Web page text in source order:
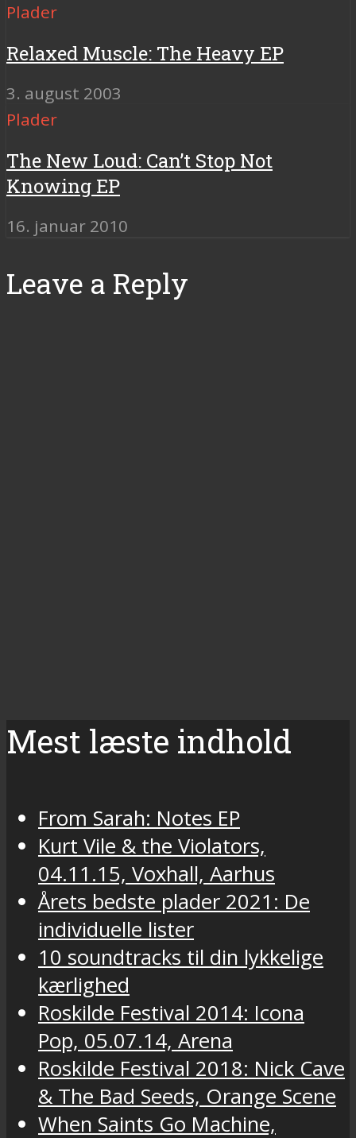
Plader
Relaxed Muscle: The Heavy EP
3. august 2003
Plader
The New Loud: Can’t Stop Not
Knowing EP
16. januar 2010
Leave a Reply
Mest læste indhold
From Sarah: Notes EP
Kurt Vile & the Violators,
04.11.15, Voxhall, Aarhus
Årets bedste plader 2021: De
individuelle lister
10 soundtracks til din lykkelige
kærlighed
Roskilde Festival 2014: Icona
Pop, 05.07.14, Arena
Roskilde Festival 2018: Nick Cave
& The Bad Seeds, Orange Scene
When Saints Go Machine,